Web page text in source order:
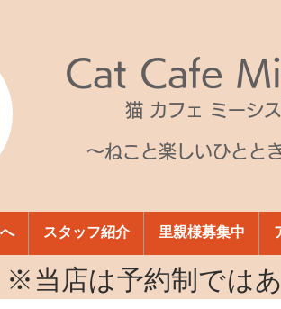
Cat Cafe
猫 カフェ ミーシス
～ねこと楽しいひとと
スタッフ紹介 里親様募集中
​※当店は予約制では